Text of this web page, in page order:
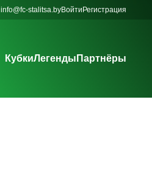
info@fc-stalitsa.byВойти Регистрация
КубкиЛегенды Партнёры